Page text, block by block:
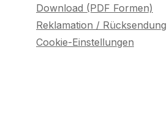
Download (PDF Formen)
Reklamation / Rücksendung
Cookie-Einstellungen